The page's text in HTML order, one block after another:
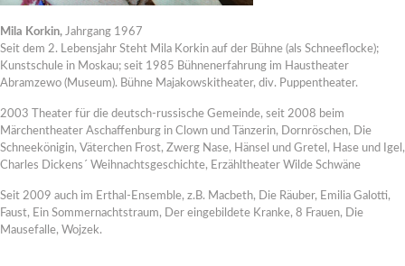
Mila Korkin, Jahrgang 1967
Seit dem 2. Lebensjahr Steht Mila Korkin auf der Bühne (als Schneeflocke);
Kunstschule in Moskau; seit 1985 Bühnenerfahrung im Haustheater
Abramzewo (Museum). Bühne Majakowskitheater, div. Puppentheater.
2003 Theater für die deutsch-russische Gemeinde, seit 2008 beim
Märchentheater Aschaffenburg in Clown und Tänzerin, Dornröschen, Die
Schneekönigin, Väterchen Frost, Zwerg Nase, Hänsel und Gretel, Hase und Igel,
Charles Dickens´ Weihnachtsgeschichte, Erzähltheater Wilde Schwäne
Seit 2009 auch im Erthal-Ensemble, z.B. Macbeth, Die Räuber, Emilia Galotti,
Faust, Ein Sommernachtstraum, Der eingebildete Kranke, 8 Frauen, Die
Mausefalle, Wojzek.